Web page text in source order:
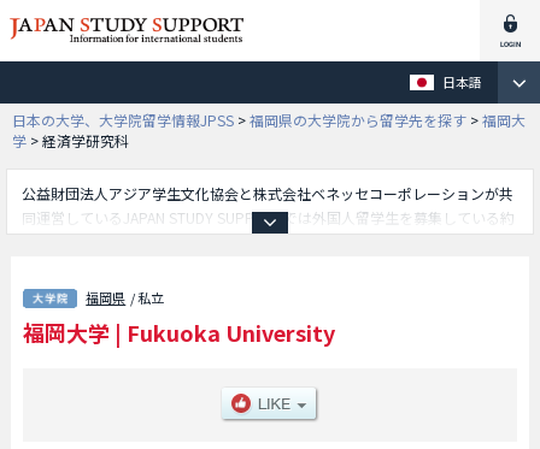
日本語
日本の大学、大学院留学情報JPSS >福岡県の大学院から留学先を探す >福岡大
学 >経済学研究科
公益財団法人アジア学生文化協会と株式会社ベネッセコーポレーションが共
同運営しているJAPAN STUDY SUPPORTでは外国人留学生を募集している約
学研究科や経済学研究科や商学研究科や理学研究科や工学研究科や医学研究
科や薬学研究科やスポーツ健康科学研究科や法曹実務研究科等、研究科別情
報や、募集定員や合格者数など入試情報、施設案内、アクセスなど外国人留
福岡県 / 私立
福岡大学 | Fukuoka University